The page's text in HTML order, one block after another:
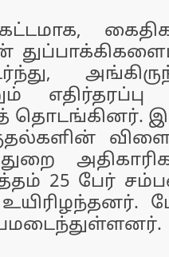
தொடங்கினர்.
25 பேர்